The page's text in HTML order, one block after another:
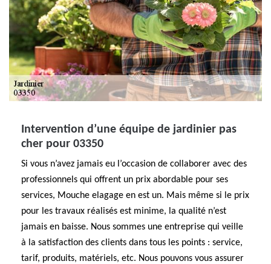
Intervention d’une équipe de jardinier pas
cher pour 03350
Si vous n’avez jamais eu l’occasion de collaborer avec des
professionnels qui offrent un prix abordable pour ses
services, Mouche elagage en est un. Mais même si le prix
pour les travaux réalisés est minime, la qualité n’est
jamais en baisse. Nous sommes une entreprise qui veille
à la satisfaction des clients dans tous les points : service,
tarif, produits, matériels, etc. Nous pouvons vous assurer